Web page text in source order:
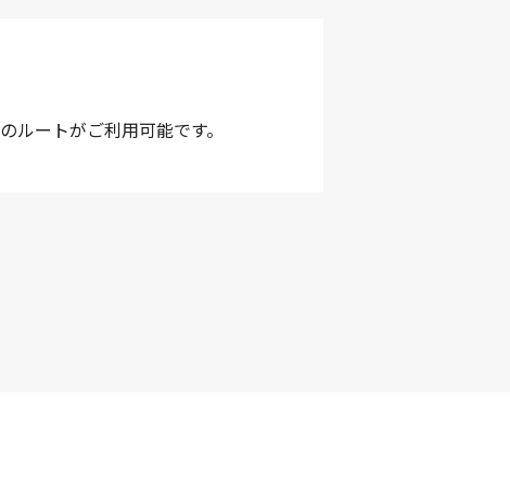
ルートがご利用可能です。